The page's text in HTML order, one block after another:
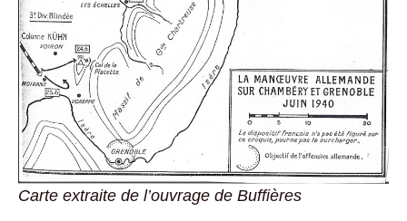
Carte extraite de l’ouvrage de Buffières